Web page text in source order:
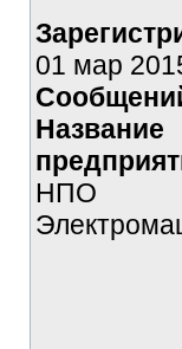
01 мар
Название
НПО